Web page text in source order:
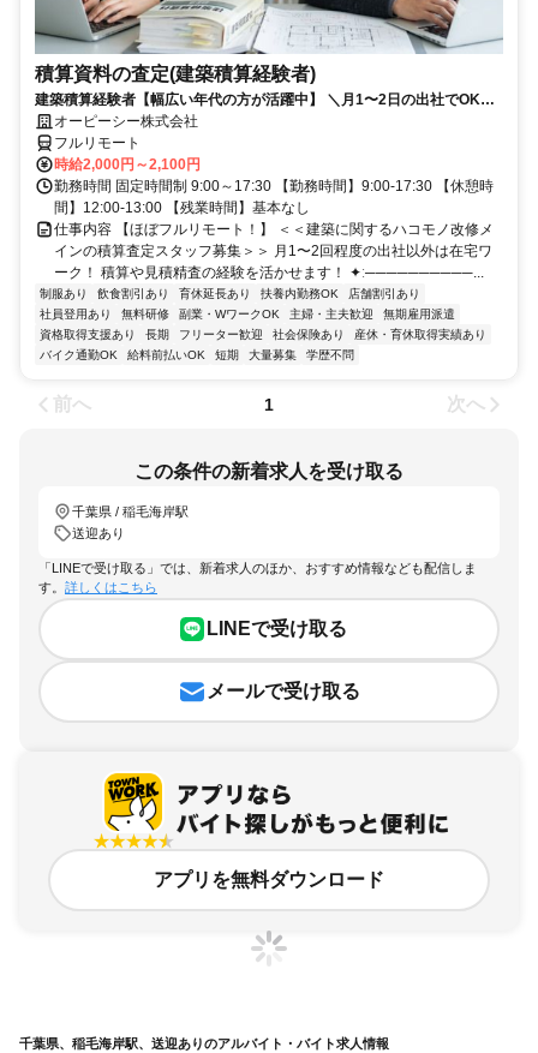
積算資料の査定(建築積算経験者)
建築積算経験者【幅広い年代の方が活躍中】 ＼月1〜2日の出社でOK！
大手の安定環境で積算資料の査定業務／
オーピーシー株式会社
フルリモート
時給2,000円～2,100円
勤務時間 固定時間制 9:00～17:30 【勤務時間】9:00-17:30 【休憩時
間】12:00-13:00 【残業時間】基本なし
仕事内容 【ほぼフルリモート！】 ＜＜建築に関するハコモノ改修メ
インの積算査定スタッフ募集＞＞ 月1〜2回程度の出社以外は在宅ワ
ーク！ 積算や見積精査の経験を活かせます！ ✦ː──────────...
制服あり 飲食割引あり 育休延長あり 扶養内勤務OK
店舗割引あり
社員登用あり
無料研修 副業・WワークOK 主婦・主夫歓迎
無期雇用派遣
資格取得支援あり
長期 フリーター歓迎 社会保険あり
産休・育休取得実績あり
バイク通勤OK
給料前払いOK 短期 大量募集 学歴不問
前へ 1 次へ
この条件の新着求人を受け取る
千葉県 / 稲毛海岸駅
送迎あり
「LINEで受け取る」では、新着求人のほか、おすすめ情報なども配信しま
す。 詳しくはこちら
LINEで受け取る
メールで受け取る
アプリを無料ダウンロード
千葉県、稲毛海岸駅、送迎ありのアルバイト・バイト求人情報